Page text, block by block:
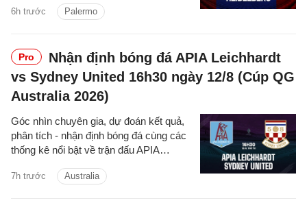
6h trước Palermo
quốc gia Australia hôm nay.
Pro
Nhận định bóng đá APIA Leichhardt
vs Sydney United 16h30 ngày 12/8 (Cúp QG
Australia 2026)
7h trước Australia
Góc nhìn chuyên gia, dự đoán kết quả,
phân tích - nhận định bóng đá cùng các
thống kê nổi bật về trận đấu APIA
gia Australia hôm nay.